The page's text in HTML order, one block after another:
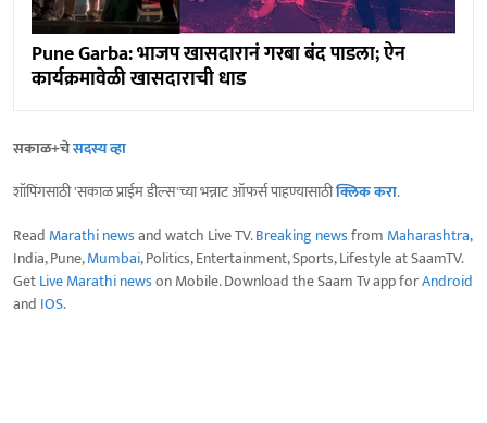
Pune Garba: भाजप खासदारानं गरबा बंद पाडला; ऐन
कार्यक्रमावेळी खासदाराची धाड
सकाळ+चेसदस्य व्हा
शॉपिंगसाठी 'सकाळ प्राईम डील्स'च्या भन्नाट ऑफर्स पाहण्यासाठीक्लिक करा.
Read Marathi newsand watch Live TV.Breaking newsfrom Maharashtra,
India, Pune,Mumbai, Politics, Entertainment, Sports, Lifestyle at SaamTV.
GetLive Marathi newson Mobile. Download the Saam Tv app forAndroid
and IOS.